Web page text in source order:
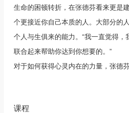
生命的困顿转折，在张德芬看来更是
个更接近你自己本质的人。大部分的
个人与生俱来的能力。“我一直觉得
联合起来帮助你达到你想要的。”
对于如何获得心灵内在的力量，张德
课程